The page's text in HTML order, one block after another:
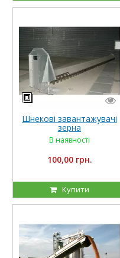
Шнекові завантажувачі
зерна
В наявності
100,00 грн.
Купити